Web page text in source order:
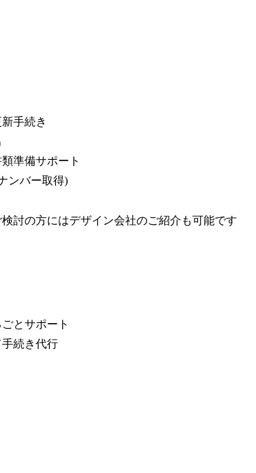
手続き
準備サポート
ンバー取得)
討の方にはデザイン会社のご紹介も可能です
とサポート
続き代行